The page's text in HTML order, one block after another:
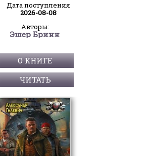
Дата поступления
2026-08-08
Авторы:
Эшер Бринн
О КНИГЕ
ЧИТАТЬ